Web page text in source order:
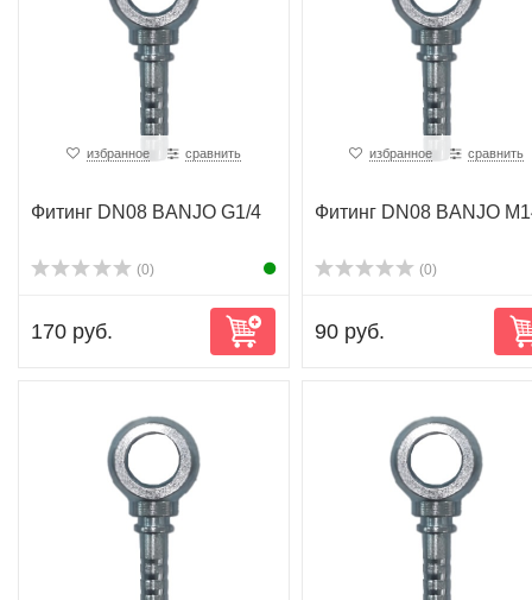
избранное сравнить
Фитинг DN08 BANJO G1/4
(0)
170 руб.
избранное сравнить
Фитинг DN08 BANJO
(0)
90 руб.